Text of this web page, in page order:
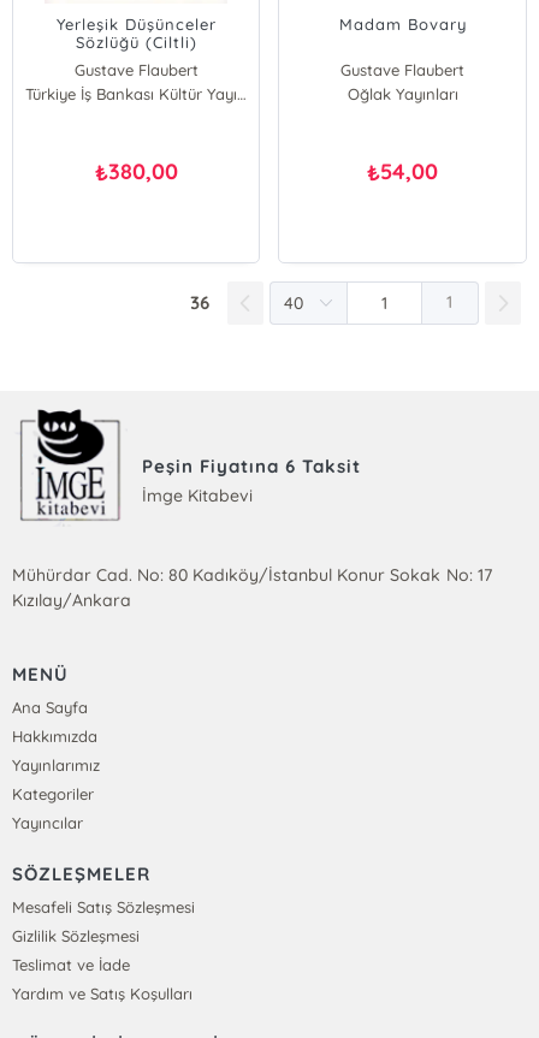
Yerleşik Düşünceler
Sözlüğü (Ciltli)
Gustave Flaubert
Türkiye İş Bankası Kültür Yayınları
₺380,00
Madam Bovary
Gustave Flaubert
Oğlak Yayınları
₺54,00
36 1
Peşin Fiyatına 6 Taksit
İmge Kitabevi
Mühürdar Cad. No: 80 Kadıköy/İstanbul Konur Sokak No: 17
Kızılay/Ankara
MENÜ
Ana Sayfa
Hakkımızda
Yayınlarımız
Kategoriler
Yayıncılar
SÖZLEŞMELER
Mesafeli Satış Sözleşmesi
Gizlilik Sözleşmesi
Teslimat ve İade
Yardım ve Satış Koşulları